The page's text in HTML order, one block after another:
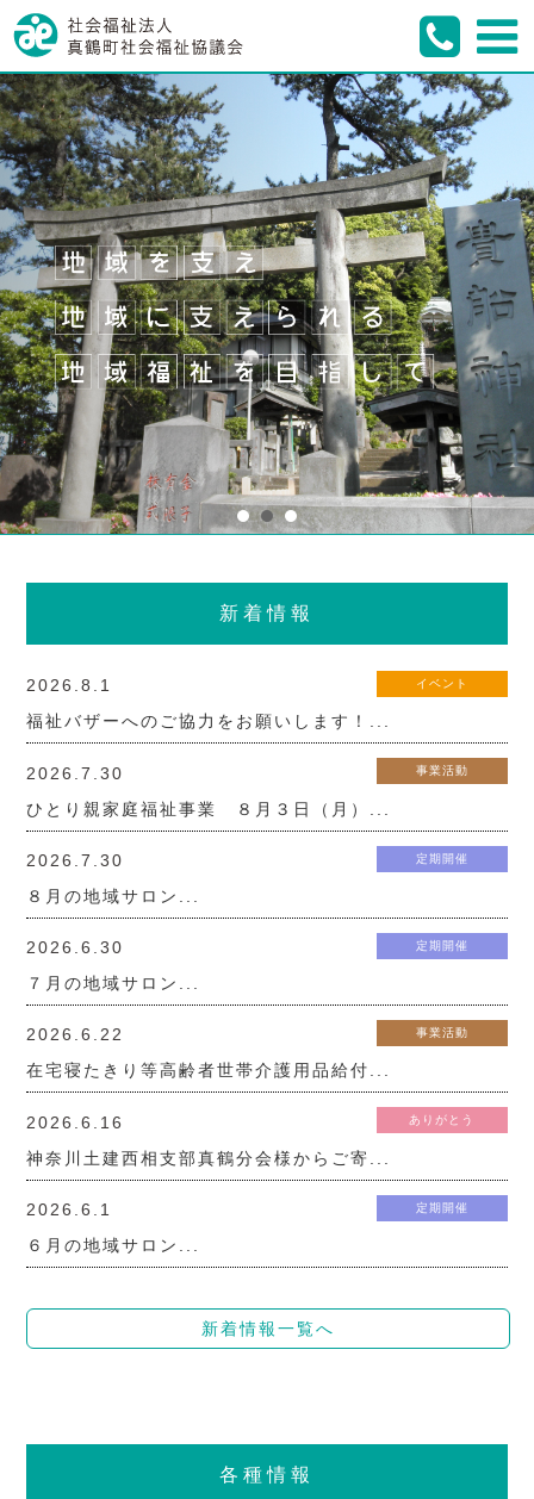
新着情報
2026.8.1 イベント
福祉バザーへのご協力をお願いします！...
2026.7.30 事業活動
ひとり親家庭福祉事業 ８月３日（月）...
2026.7.30 定期開催
８月の地域サロン...
2026.6.30 定期開催
７月の地域サロン...
2026.6.22 事業活動
在宅寝たきり等高齢者世帯介護用品給付...
2026.6.16 ありがとう
神奈川土建西相支部真鶴分会様からご寄...
2026.6.1 定期開催
６月の地域サロン...
新着情報一覧へ
各種情報